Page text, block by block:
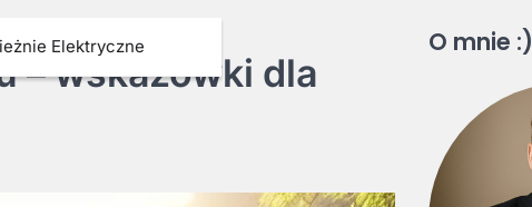
Elektryczne
– wskazówki dla
O mnie :)